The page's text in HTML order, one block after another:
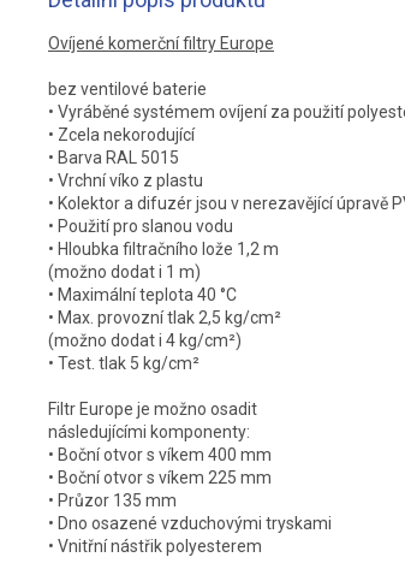
Ovíjené komerční filtry Europe
bez ventilové baterie
• Vyráběné systémem ovíjení za použití
• Zcela nekorodující
• Barva RAL 5015
• Vrchní víko z plastu
• Kolektor a difuzér jsou v nerezavějící úpravě
• Použití pro slanou vodu
• Hloubka filtračního lože 1,2 m
(možno dodat i 1 m)
• Maximální teplota 40 °C
• Max. provozní tlak 2,5 kg/cm²
(možno dodat i 4 kg/cm²)
• Test. tlak 5 kg/cm²
Filtr Europe je možno osadit
následujícími komponenty:
• Boční otvor s víkem 400 mm
• Boční otvor s víkem 225 mm
• Průzor 135 mm
• Dno osazené vzduchovými tryskami
• Vnitřní nástřik polyesterem